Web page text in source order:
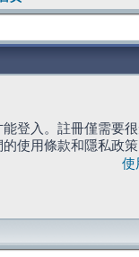
登入。註冊僅需要
使用條款和隱私政
使